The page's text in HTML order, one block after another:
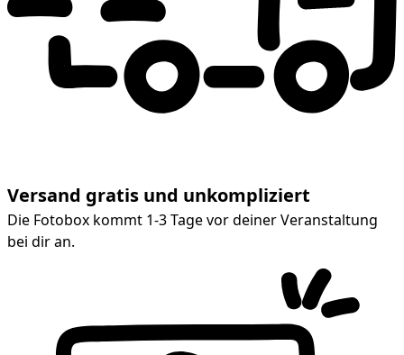
Versand gratis und unkompliziert
Die Fotobox kommt 1-3 Tage vor deiner Veranstaltung
bei dir an.